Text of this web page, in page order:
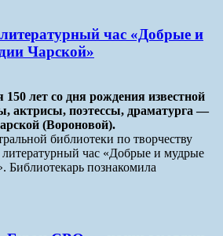
час «Добрые и
Чарской»
150 лет со дня рождения известной
актрисы, поэтессы, драматурга —
(Вороновой).
библиотеки по творчеству
час «Добрые и мудрые
Библиотекарь познакомила